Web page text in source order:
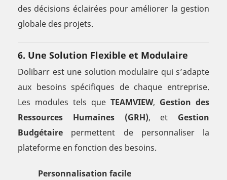
des décisions éclairées pour améliorer la gestion
globale des projets.
6. Une Solution Flexible et Modulaire
Dolibarr est une solution modulaire qui s’adapte
aux besoins spécifiques de chaque entreprise.
Les modules tels que TEAMVIEW, Gestion des
Ressources Humaines (GRH), et Gestion
Budgétaire permettent de personnaliser la
plateforme en fonction des besoins.
Personnalisation facile